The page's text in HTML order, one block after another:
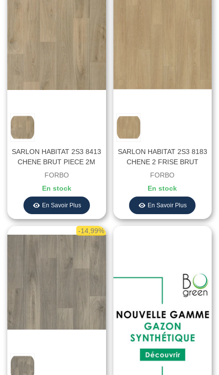
SARLON HABITAT 2S3 8413
CHENE BRUT PIECE 2M
STK - Largeur 2 Mètres
FORBO
En stock
En Savoir Plus
SARLON HABITAT 2S3 8183
CHENE 2 FRISE BRUT
COUPE 2M STK - Largeur 2
FORBO
En stock
En Savoir Plus
-14,99%